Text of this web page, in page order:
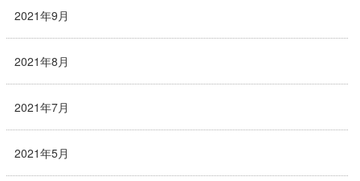
2021年9月
2021年8月
2021年7月
2021年5月